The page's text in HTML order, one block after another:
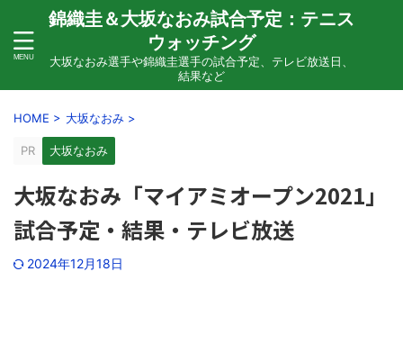
錦織圭＆大坂なおみ試合予定：テニス
ウォッチング
大坂なおみ選手や錦織圭選手の試合予定、テレビ放送日、
結果など
HOME > 大坂なおみ >
PR 大坂なおみ
大坂なおみ「マイアミオープン2021」
試合予定・結果・テレビ放送
2024年12月18日